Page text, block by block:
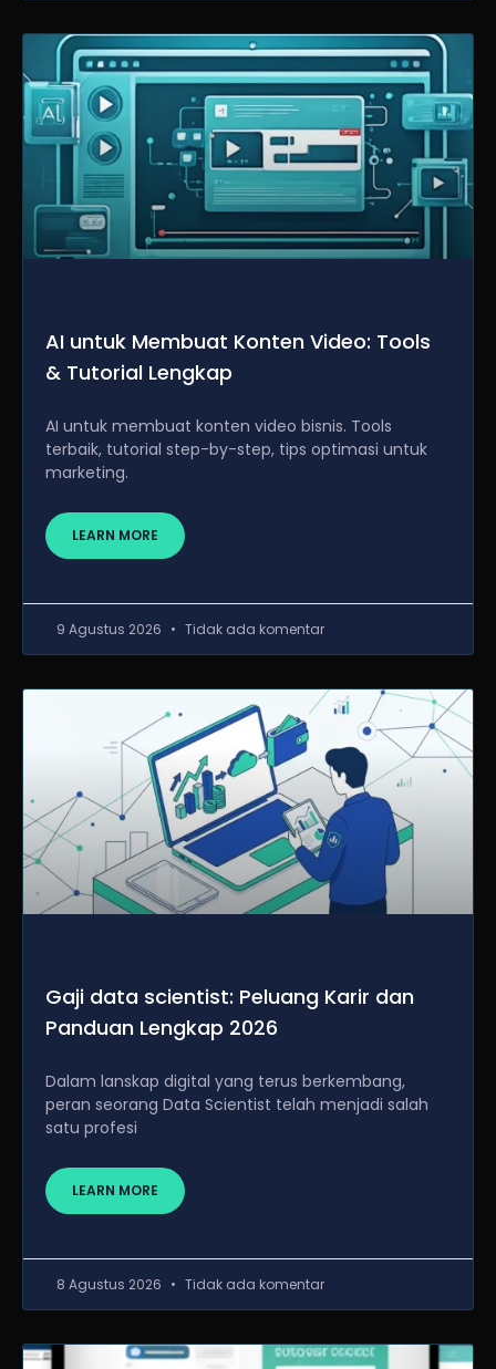
AI untuk Membuat Konten Video: Tools
& Tutorial Lengkap
AI untuk membuat konten video bisnis. Tools
terbaik, tutorial step-by-step, tips optimasi untuk
marketing.
LEARN MORE
9 Agustus 2026 Tidak ada komentar
Gaji data scientist: Peluang Karir dan
Panduan Lengkap 2026
Dalam lanskap digital yang terus berkembang,
peran seorang Data Scientist telah menjadi salah
satu profesi
LEARN MORE
8 Agustus 2026 Tidak ada komentar